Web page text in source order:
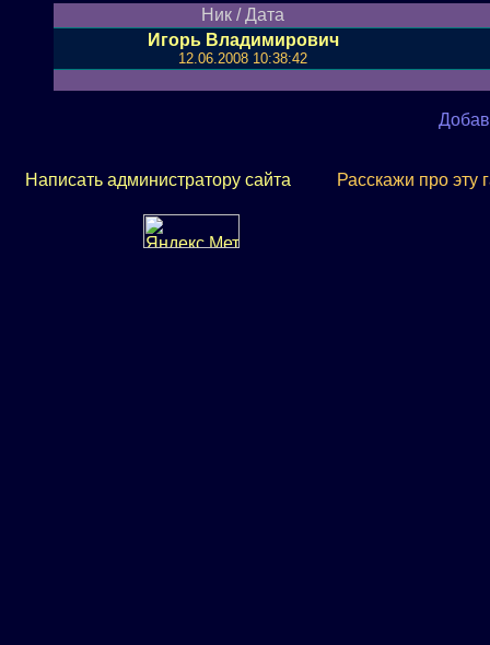
Ник / Дата
Игорь Владимирович
12.06.2008 10:38:42
Написать администратору сайта Расскажи про эту